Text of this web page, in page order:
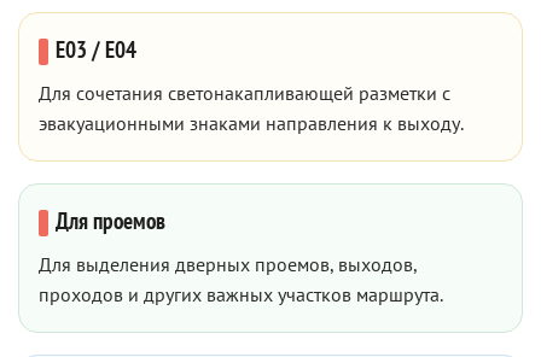
E03 / E04
Для сочетания светонакапливающей разметки с
эвакуационными знаками направления к выходу.
Для проемов
Для выделения дверных проемов, выходов,
проходов и других важных участков маршрута.